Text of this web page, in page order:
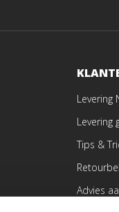
Levering
Levering
Tips &
Advies